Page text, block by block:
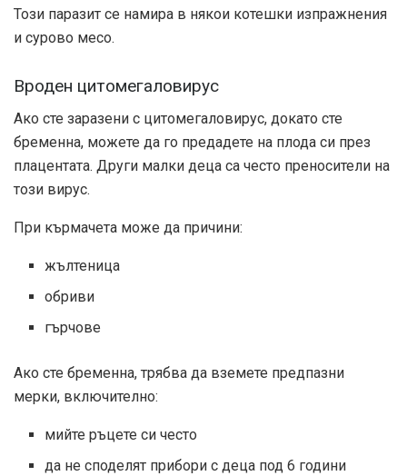
Този паразит се намира в някои котешки изпражнения
и сурово месо.
Вроден цитомегаловирус
Ако сте заразени с цитомегаловирус, докато сте
бременна, можете да го предадете на плода си през
плацентата. Други малки деца са често преносители на
този вирус.
При кърмачета може да причини:
жълтеница
обриви
гърчове
Ако сте бременна, трябва да вземете предпазни
мерки, включително:
мийте ръцете си често
да не споделят прибори с деца под 6 години